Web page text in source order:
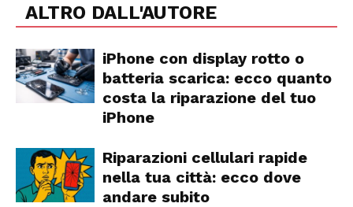
ALTRO DALL'AUTORE
iPhone con display rotto o
batteria scarica: ecco quanto
costa la riparazione del tuo
iPhone
Riparazioni cellulari rapide
nella tua città: ecco dove
andare subito